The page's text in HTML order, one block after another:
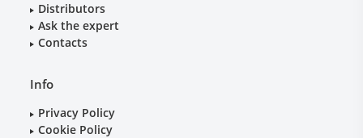
Distributors
Ask the expert
Contacts
Info
Privacy Policy
Cookie Policy